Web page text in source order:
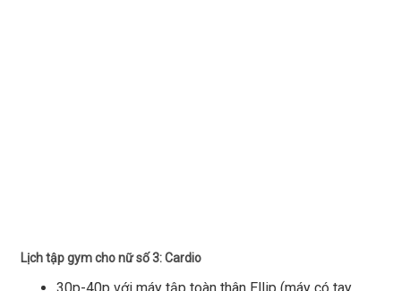
Lịch tập gym cho nữ số 3: Cardio